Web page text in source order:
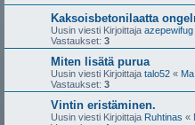
Kaksoisbetonilaatta
Uusin viesti Kirjoittaja azepewifug
Vastaukset: 3
Miten lisätä purua
Uusin viesti Kirjoittaja talo52 «
Vastaukset: 3
Vintin eristäminen.
Uusin viesti Kirjoittaja Ruhtinas «